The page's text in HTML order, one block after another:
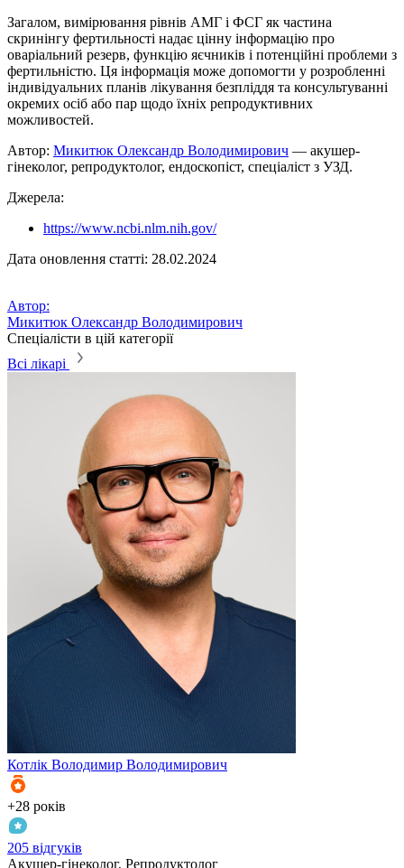
Загалом, вимірювання рівнів АМГ і ФСГ як частина
скринінгу фертильності надає цінну інформацію про
оваріальний резерв, функцію яєчників і потенційні проблеми з
фертильністю. Ця інформація може допомогти у розробленні
індивідуальних планів лікування безпліддя та консультуванні
окремих осіб або пар щодо їхніх репродуктивних
можливостей.
Автор: Микитюк Олександр Володимирович — акушер-
гінеколог, репродуктолог, ендоскопіст, спеціаліст з УЗД.
Джерела:
https://www.ncbi.nlm.nih.gov/
Дата оновлення статті: 28.02.2024
Автор:
Микитюк Олександр Володимирович
Спеціалісти в цій категорії
Всі лікарі
Котлік Володимир Володимирович
+28 років
205 відгуків
Акушер-гінеколог, Репродуктолог